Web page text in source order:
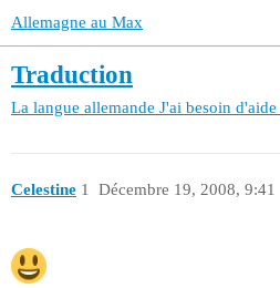
Allemagne au Max
Traduction
La langue allemande J'ai besoin
Celestine Décembre 19, 2008, 9:41
1